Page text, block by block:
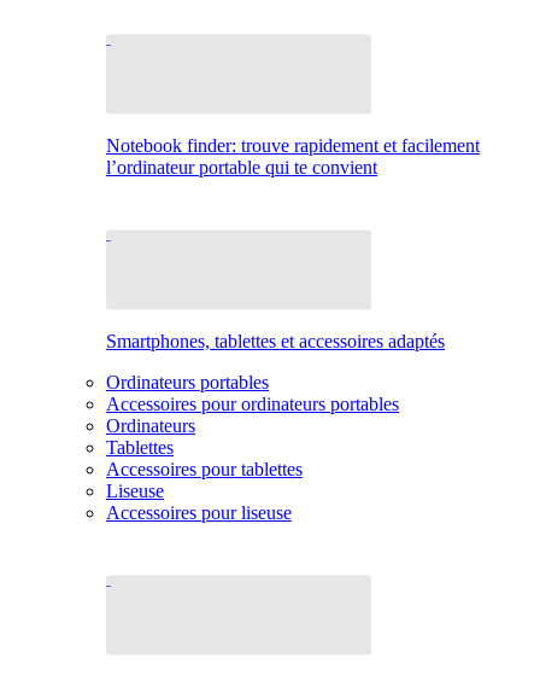
Notebook finder: trouve rapidement et facilement
l’ordinateur portable qui te convient
Smartphones, tablettes et accessoires adaptés
Ordinateurs portables
Accessoires pour ordinateurs portables
Ordinateurs
Tablettes
Accessoires pour tablettes
Liseuse
Accessoires pour liseuse